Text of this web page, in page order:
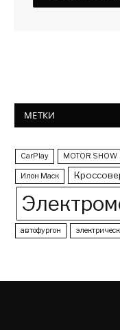
МЕТКИ
CarPlay MOTOR SHOW
Илон Маск
автофургон